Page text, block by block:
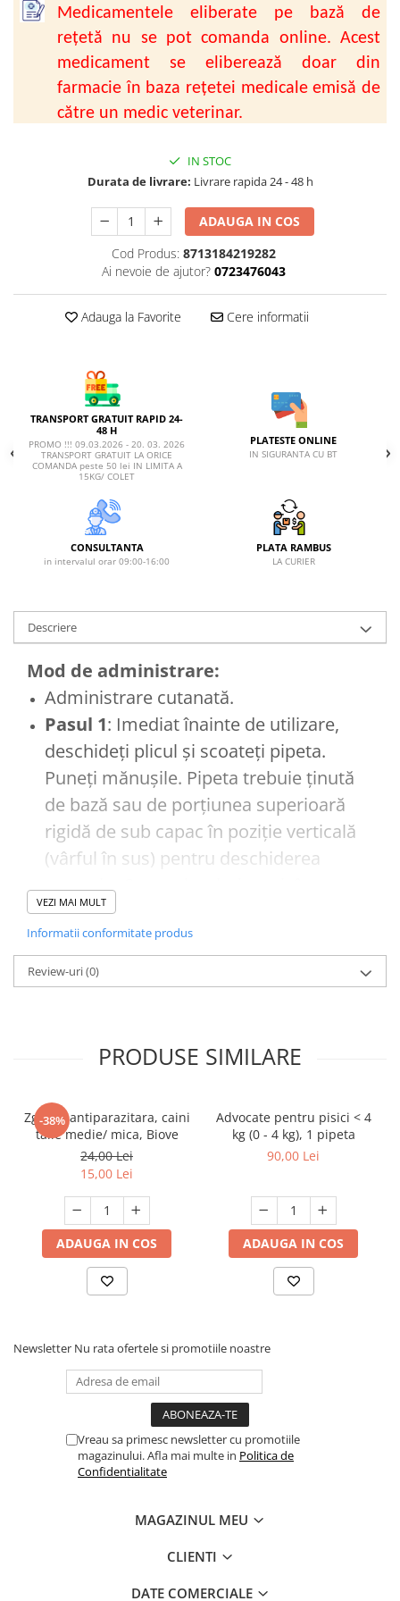
AFECTIUNI OCULARE
AFECTIUNI URINARE
IMUNITATE
AFECTIUNI OCULARE
AFECTIUNI URINARE
IMUNITATE
LAPTE PRAF
Medicamentele eliberate pe bază de
rețetă nu se pot comanda online. Acest
medicament se eliberează doar din
farmacie în baza rețetei medicale emisă de
către un medic veterinar.
IN STOC
Durata de livrare: Livrare rapida 24 - 48 h
ADAUGA IN COS
Cod Produs: 8713184219282
Ai nevoie de ajutor? 0723476043
Adauga la Favorite Cere informatii
TRANSPORT GRATUIT RAPID 24-
48 H
PROMO !!! 09.03.2026 - 20. 03. 2026
TRANSPORT GRATUIT LA ORICE
COMANDA peste 50 lei IN LIMITA A
15KG/ COLET
PLATESTE ONLINE
IN SIGURANTA CU BT
CONSULTANTA
in intervalul orar 09:00-16:00
PLATA RAMBUS
LA CURIER
Descriere
Mod de administrare:
Administrare cutanată.
Pasul 1: Imediat înainte de utilizare,
deschideți plicul și scoateți pipeta.
Puneți mănușile. Pipeta trebuie ținută
de bază sau de porțiunea superioară
rigidă de sub capac în poziție verticală
(vârful în sus) pentru deschiderea
acestuia. Capacul trebuie rotit în sens
orar sau invers acelor de ceasornic o
tură completă. Capacul va rămâne pe
pipetă; nu este posibilă detașarea.
Pipeta este deschisă și gata de aplicare
Pasul 2: Pisica trebuie să stea în
picioare sau culcat cu spatele orizontal
în timpul aplicării. Plasați vârful pipetei
la baza craniului pisicii.
Pasul 3: Strângeți pipeta ușor și aplicați
Produsul trebuie aplicat pe pisicile până
la 6,25 kg într-un singur punct la baza
craniului și în două puncte pe pisici mai
mari de 6,25 kg greutate corporală.
VEZI MAI MULT
Informatii conformitate produs
Review-uri(0)
PRODUSE SIMILARE
-38%
Zgarda antiparazitara, caini
talie medie/ mica, Biove
24,00 Lei
15,00 Lei
ADAUGA IN COS
Advocate pentru pisici < 4
kg (0 - 4 kg), 1 pipeta
90,00 Lei
ADAUGA IN COS
Newsletter Nu rata ofertele si promotiile noastre
Vreau sa primesc newsletter cu promotiile
magazinului. Afla mai multe in Politica de
Confidentialitate
MAGAZINUL MEU
CLIENTI
DATE COMERCIALE